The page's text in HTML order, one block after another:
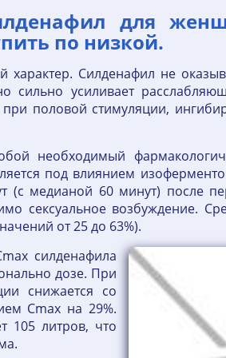
для
по низкой.
Силденафил не
сильно усиливает
половой стимуляции,
необходимый
под влиянием
(с медианой 60 минут)
сексуальное возбуждение.
от 25 до 63%).
силденафила
дозе. При
снижается со
Cmax на 29%.
105 литров, что